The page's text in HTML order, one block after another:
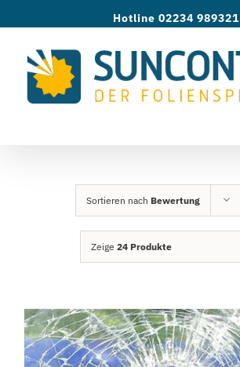
springen
Hotline 02234 989321
Sortieren nach Bewertung
Zeige 24 Produkte